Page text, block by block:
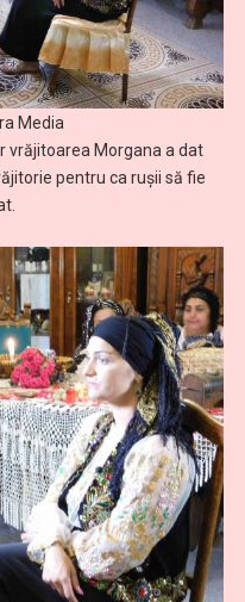
Media
vrăjitoarea Morgana a dat
pentru ca rușii să fie